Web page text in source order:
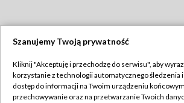
TVP
Abonament TVP
Regulamin TVP
Szanujemy Twoją prywatność
Kliknij "Akceptuję i przechodzę do serwisu", aby
korzystanie z technologii automatycznego śledzenia
dostęp do informacji na Twoim urządzeniu
przechowywanie oraz na przetwarzanie Twoich